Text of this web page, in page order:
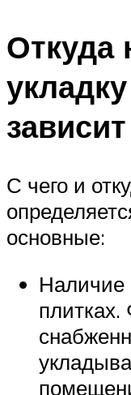
Откуда
зависит
С чего и
основные:
Наличие